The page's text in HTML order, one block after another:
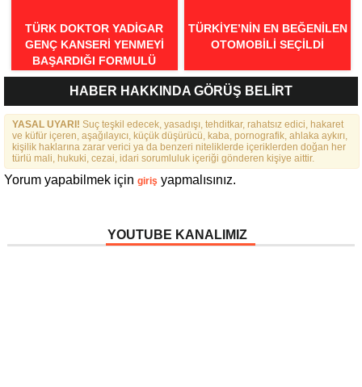
TÜRK DOKTOR YADIGAR
GENÇ KANSERI YENMEYI
BAŞARDIĞI FORMULÜ
AÇIKLADI
TÜRKIYE’NIN EN BEĞENILEN
OTOMOBILI SEÇILDI
HABER HAKKINDA GÖRÜŞ BELİRT
YASAL UYARI! Suç teşkil edecek, yasadışı, tehditkar, rahatsız edici, hakaret
ve küfür içeren, aşağılayıcı, küçük düşürücü, kaba, pornografik, ahlaka aykırı,
kişilik haklarına zarar verici ya da benzeri niteliklerde içeriklerden doğan her
türlü mali, hukuki, cezai, idari sorumluluk içeriği gönderen kişiye aittir.
Yorum yapabilmek için giriş yapmalısınız.
YOUTUBE KANALIMIZ